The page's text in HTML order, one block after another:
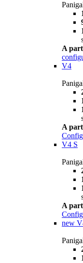
A
V4
A
V4 S
A
new